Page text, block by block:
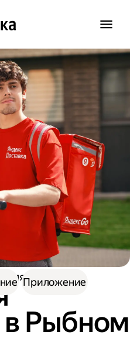
для студентов
в Рыбном
Приложение